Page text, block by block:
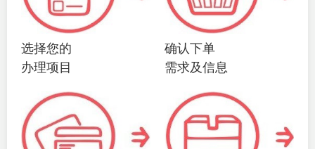
选择您的
办理项目
确认下单
需求及信息